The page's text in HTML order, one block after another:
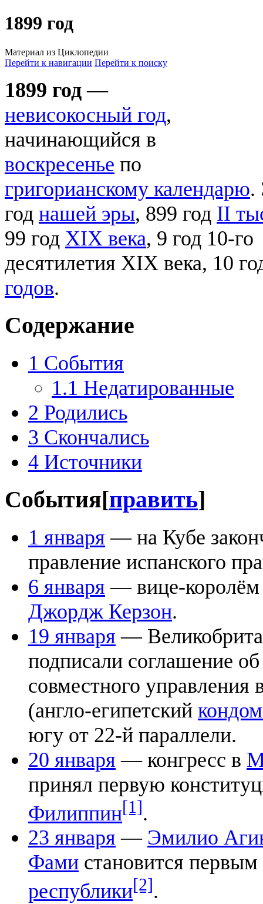
1899 год
Материал из Циклопедии
Перейти к навигации Перейти к поиску
1899 год —
невисокосный год,
начинающийся в
воскресенье по
григорианскому календарю.
год нашей эры, 899 год II
99 год XIX века, 9 год 10-го
десятилетия XIX века, 10
годов.
Содержание
1 События
1.1 Недатированные
2 Родились
3 Скончались
4 Источники
События[править]
1 января — на Кубе
правление испанского
6 января — вице-
Джордж Керзон.
19 января —
подписали соглашение
совместного управления
(англо-египетский
югу от 22-й параллели.
20 января — конгресс в
принял первую
Филиппин[1].
23 января — Эмилио
Фами становится
республики[2].